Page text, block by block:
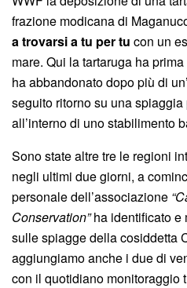
frazione modicana di
a trovarsi a tu per tu con un
mare. Qui la tartaruga ha
ha abbandonato dopo più di
seguito ritorno su una
all’interno di uno stabilimento
Sono state altre tre le regioni
negli ultimi due giorni, a
personale dell’associazione
Conservation”ha identificato e
sulle spiagge della cosiddetta
aggiungiamo anche i due di
con il quotidiano monitoraggio